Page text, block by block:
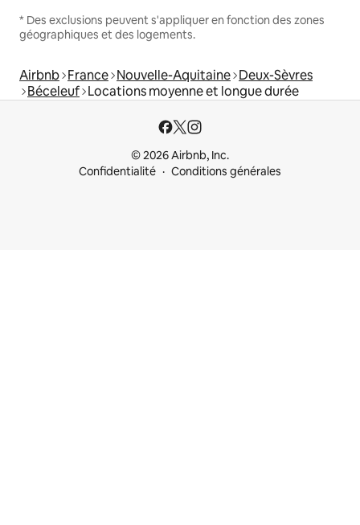
* Des exclusions peuvent s'appliquer en fonction des zones
géographiques et des logements.
Airbnb France Nouvelle-Aquitaine Deux-Sèvres
Béceleuf Locations moyenne et longue durée
© 2026 Airbnb, Inc.
Confidentialité
Conditions générales